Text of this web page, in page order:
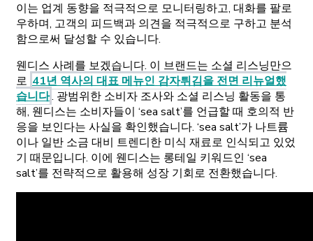
이는 업계 동향을 적극적으로 모니터링하고, 대화를 팔로
우하며, 고객의 피드백과 의견을 적극적으로 구하고 분석
함으로써 달성할 수 있습니다.
웬디스 사례를 보겠습니다. 이 브랜드는 소셜 리스닝만으
로 41년 역사의 대표 메뉴인 감자튀김을 전면 리뉴얼했
습니다. 광범위한 소비자 조사와 소셜 리스닝 활동을 통
해, 웬디스는 소비자들이 ‘sea salt’를 언급할 때 호의적 반
응을 보인다는 사실을 확인했습니다. ‘sea salt’가 나트륨
이나 일반 소금 대비 트렌디한 미식 재료로 인식되고 있었
기 때문입니다. 이에 웬디스는 롱테일 키워드인 ‘sea
salt’를 전략적으로 활용해 성장 기회로 전환했습니다.